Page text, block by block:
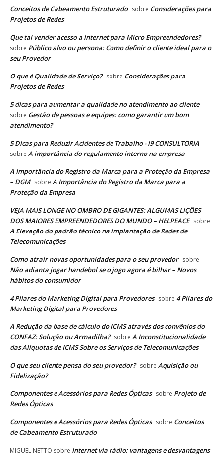
Conceitos de Cabeamento Estruturado sobre Considerações para
Projetos de Redes
Que tal vender acesso a internet para Micro Empreendedores?
sobre Público alvo ou persona: Como definir o cliente ideal para o
seu Provedor
O que é Qualidade de Serviço? sobre Considerações para
Projetos de Redes
5 dicas para aumentar a qualidade no atendimento ao cliente
sobre Gestão de pessoas e equipes: como garantir um bom
atendimento?
5 Dicas para Reduzir Acidentes de Trabalho - i9 CONSULTORIA
sobre A importância do regulamento interno na empresa
A Importância do Registro da Marca para a Proteção da Empresa
– DGM sobre A Importância do Registro da Marca para a
Proteção da Empresa
VEJA MAIS LONGE NO OMBRO DE GIGANTES: ALGUMAS LIÇÕES
DOS MAIORES EMPREENDEDORES DO MUNDO – HELPEACE sobre
A Elevação do padrão técnico na implantação de Redes de
Telecomunicações
Como atrair novas oportunidades para o seu provedor sobre
Não adianta jogar handebol se o jogo agora é bilhar – Novos
hábitos do consumidor
4 Pilares do Marketing Digital para Provedores sobre 4 Pilares do
Marketing Digital para Provedores
A Redução da base de cálculo do ICMS através dos convênios do
CONFAZ: Solução ou Armadilha? sobre A Inconstitucionalidade
das Alíquotas de ICMS Sobre os Serviços de Telecomunicações
O que seu cliente pensa do seu provedor? sobre Aquisição ou
Fidelização?
Componentes e Acessórios para Redes Ópticas sobre Projeto de
Redes Ópticas
Componentes e Acessórios para Redes Ópticas sobre Conceitos
de Cabeamento Estruturado
MIGUEL NETTO sobre Internet via rádio: vantagens e desvantagens